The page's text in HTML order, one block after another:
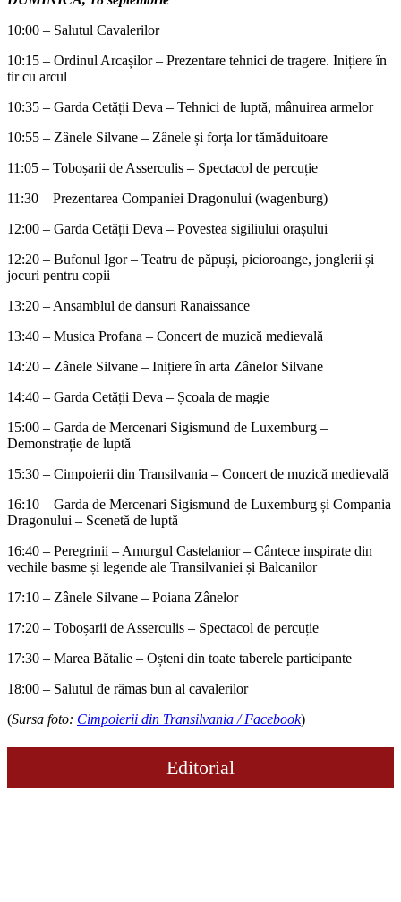
10:00 – Salutul Cavalerilor
10:15 – Ordinul Arcașilor – Prezentare tehnici de tragere. Inițiere în
tir cu arcul
10:35 – Garda Cetății Deva – Tehnici de luptă, mânuirea armelor
10:55 – Zânele Silvane – Zânele și forța lor tămăduitoare
11:05 – Toboșarii de Asserculis – Spectacol de percuție
11:30 – Prezentarea Companiei Dragonului (wagenburg)
12:00 – Garda Cetății Deva – Povestea sigiliului orașului
12:20 – Bufonul Igor – Teatru de păpuși, picioroange, jonglerii și
jocuri pentru copii
13:20 – Ansamblul de dansuri Ranaissance
13:40 – Musica Profana – Concert de muzică medievală
14:20 – Zânele Silvane – Inițiere în arta Zânelor Silvane
14:40 – Garda Cetății Deva – Școala de magie
15:00 – Garda de Mercenari Sigismund de Luxemburg –
Demonstrație de luptă
15:30 – Cimpoierii din Transilvania – Concert de muzică medievală
16:10 – Garda de Mercenari Sigismund de Luxemburg și Compania
Dragonului – Scenetă de luptă
16:40 – Peregrinii – Amurgul Castelanior – Cântece inspirate din
vechile basme și legende ale Transilvaniei și Balcanilor
17:10 – Zânele Silvane – Poiana Zânelor
17:20 – Toboșarii de Asserculis – Spectacol de percuție
17:30 – Marea Bătalie – Oșteni din toate taberele participante
18:00 – Salutul de rămas bun al cavalerilor
(Sursa foto: Cimpoierii din Transilvania / Facebook)
Editorial